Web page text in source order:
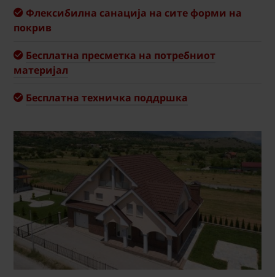
Флексибилна санација на сите форми на
покрив
Бесплатна пресметка на потребниот
материјал
Бесплатна техничка поддршка